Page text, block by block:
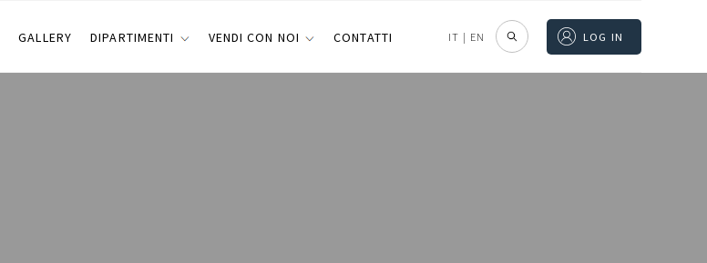
GALLERY DIPARTIMENTI VENDI CON NOI CONTATTI IT | EN LOG IN